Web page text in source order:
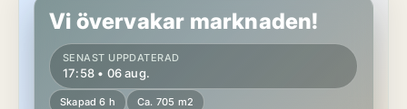
Vi övervakar marknaden!
SENAST UPPDATERAD
17:58 • 06 aug.
Skapad 6 h Ca. 705 m2